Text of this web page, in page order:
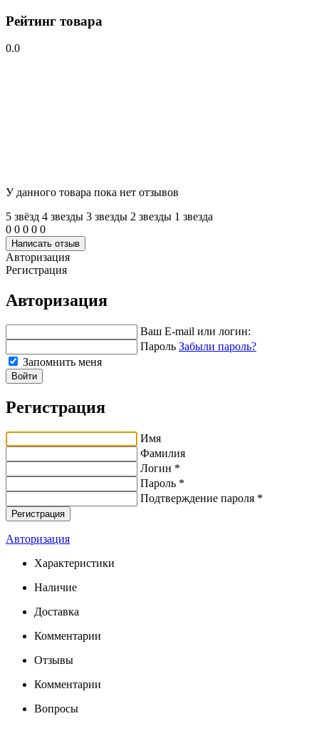
Рейтинг товара
0.0
У данного товара пока нет отзывов
5 звёзд 4 звeзды 3 звeзды 2 звeзды 1 звeзда
0 0 0 0 0
Написать отзыв
Авторизация
Регистрация
Авторизация
Ваш E-mail или логин:
Пароль Забыли пароль?
Запомнить меня
Войти
Регистрация
Имя
Фамилия
Логин *
Пароль *
Подтверждение пароля *
Авторизация
Характеристики
Наличие
Доставка
Комментарии
Отзывы
Комментарии
Вопросы